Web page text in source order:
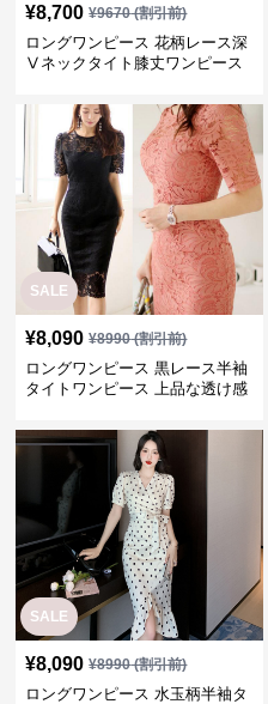
¥8,700 ¥9670(割引前)
ロングワンピース 花柄レース深
Ⅴネックタイト膝丈ワンピース
SALE
¥8,090 ¥8990(割引前)
ロングワンピース 黒レース半袖
タイトワンピース 上品な透け感
SALE
¥8,090 ¥8990(割引前)
ロングワンピース 水玉柄半袖タ